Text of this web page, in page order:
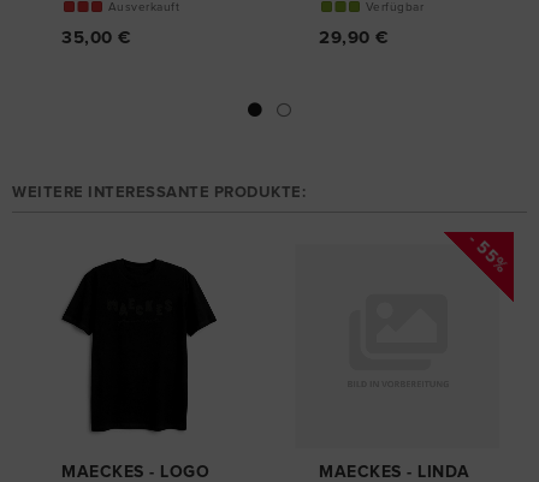
ALBUM“ YELLOW
EDITION
Ausverkauft
35,00 €
EDITONVerfügbar
29,90 €
WEITERE INTERESSANTE PRODUKTE:
MAECKES - LOGO
MAECKES - LINDA
- 55%